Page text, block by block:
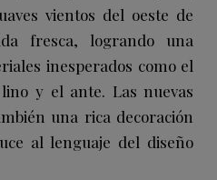
vientos del oeste de
fresca, logrando una
inesperados como el
y el ante. Las nuevas
una rica decoración
al lenguaje del diseño